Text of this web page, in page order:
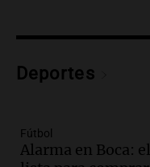
Audio.Trump
Panorama Federal
Episodios
Deportes
Fútbol
Alarma en Boca: